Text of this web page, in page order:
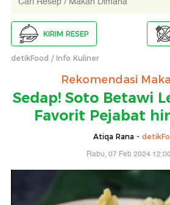
KIRIM RESEP
detikFood Info Kuliner
Rekomendasi
Sedap! Soto Betawi
Favorit Pejabat
Atiqa Rana -
Rabu, 07 Feb 2024